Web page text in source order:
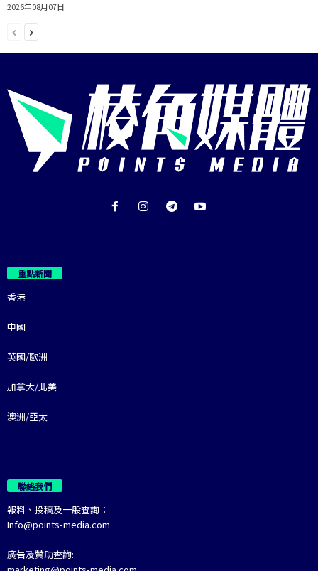
2026年08月07日
重點新聞
香港
中國
英國/歐洲
加拿大/北美
澳洲/亞太
聯絡我們
報料、投稿及一般查詢：
Info@points-media.com
廣告及贊助查詢: